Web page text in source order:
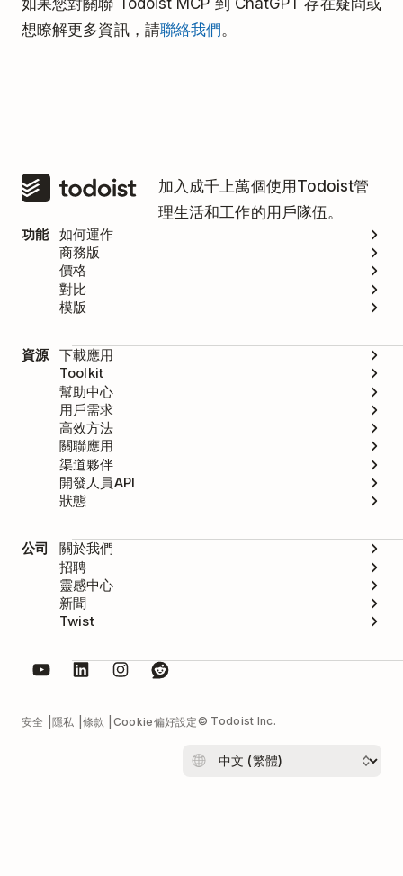
想瞭解更多資訊，請聯絡我們。
加入成千上萬個使用Todoist管
理生活和工作的用戶隊伍。
功能
如何運作
商務版
價格
對比
模版
資源
下載應用
Toolkit
幫助中心
用戶需求
高效方法
關聯應用
渠道夥伴
開發人員API
狀態
公司
關於我們
招聘
靈感中心
新聞
Twist
安全 隱私 條款 Cookie偏好設定© Todoist Inc.